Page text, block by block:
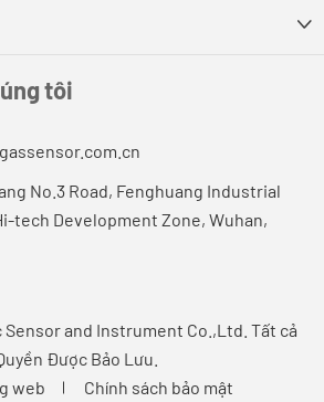

tôi
No.3 Road, Fenghuang Industrial
tech Development Zone, Wuhan,
Sensor and Instrument Co.,Ltd. Tất cả
Được Bảo Lưu.
web
Chính sách bảo mật